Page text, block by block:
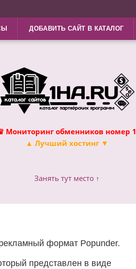
ДОБАВИТЬ САЙТ В КАТАЛОГ
Мониторинг обменников номер 1
▲ Лучший хостинг ▼
Занять тут место ↑
формат Popunder.
представлен в виде